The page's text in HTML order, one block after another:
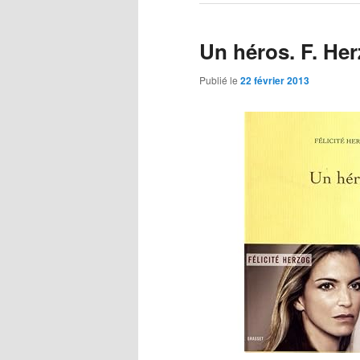
Un héros. F.
Publié le 22 février 2013